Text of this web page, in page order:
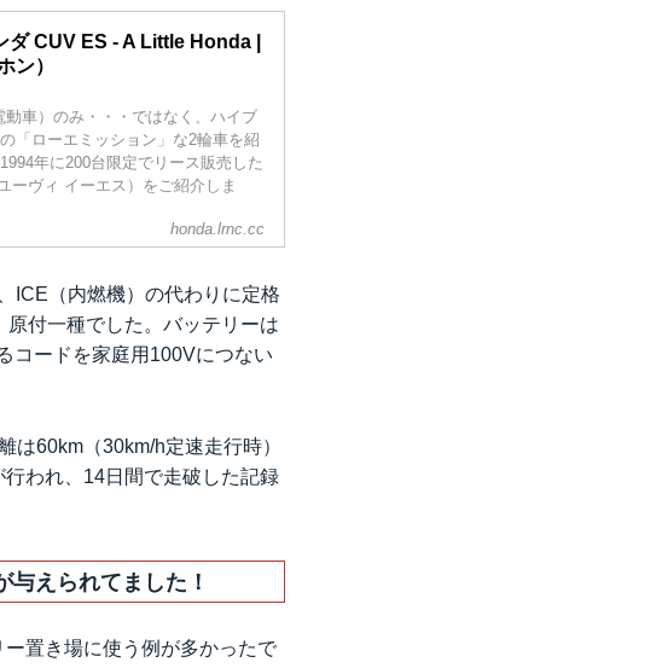
CUV ES - A Little Honda |
ン）
車）のみ・・・ではなく、ハイブ
「ローエミッション」な2輪車を紹
年に200台限定でリース販売した
ーヴィ イーエス）をご紹介しま
honda.lrnc.cc
ICE（内燃機）の代わりに定格
付一種でした。バッテリーは
コードを家庭用100Vにつない
は60km（30km/h定速走行時）
われ、14日間で走破した記録
えられてました！
置き場に使う例が多かったで